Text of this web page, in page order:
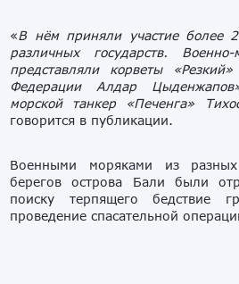
«В нём приняли участие более
различных государств.
представляли корветы
Федерации Алдар
морской танкер «Печенга»
говорится в публикации.
Военными моряками из
берегов острова Бали были
поиску терпящего бедствие
проведение спасательной